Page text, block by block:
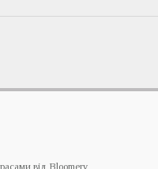
від Bloomery